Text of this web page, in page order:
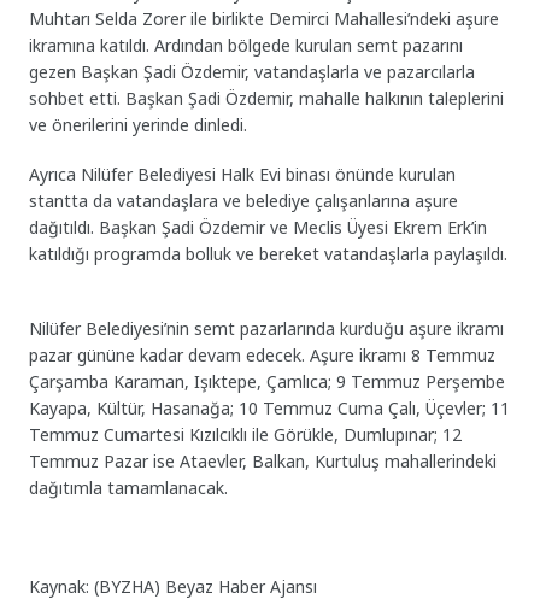
Muhtarı Selda Zorer ile birlikte Demirci Mahallesi’ndeki aşure
ikramına katıldı. Ardından bölgede kurulan semt pazarını
gezen Başkan Şadi Özdemir, vatandaşlarla ve pazarcılarla
sohbet etti. Başkan Şadi Özdemir, mahalle halkının taleplerini
ve önerilerini yerinde dinledi.
Ayrıca Nilüfer Belediyesi Halk Evi binası önünde kurulan
stantta da vatandaşlara ve belediye çalışanlarına aşure
dağıtıldı. Başkan Şadi Özdemir ve Meclis Üyesi Ekrem Erk’in
katıldığı programda bolluk ve bereket vatandaşlarla paylaşıldı.
Nilüfer Belediyesi’nin semt pazarlarında kurduğu aşure ikramı
pazar gününe kadar devam edecek. Aşure ikramı 8 Temmuz
Çarşamba Karaman, Işıktepe, Çamlıca; 9 Temmuz Perşembe
Kayapa, Kültür, Hasanağa; 10 Temmuz Cuma Çalı, Üçevler; 11
Temmuz Cumartesi Kızılcıklı ile Görükle, Dumlupınar; 12
Temmuz Pazar ise Ataevler, Balkan, Kurtuluş mahallerindeki
dağıtımla tamamlanacak.
Kaynak: (BYZHA) Beyaz Haber Ajansı